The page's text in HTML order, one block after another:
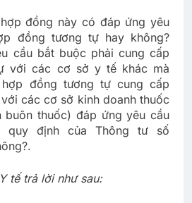
đồng này có đáp ứng yêu
đồng tương tự hay không?
cầu bắt buộc phải cung cấp
với các cơ sở y tế khác mà
đồng tương tự cung cấp
các cơ sở kinh doanh thuốc
buôn thuốc) đáp ứng yêu cầu
quy định của Thông tư số
tế trả lời như sau: